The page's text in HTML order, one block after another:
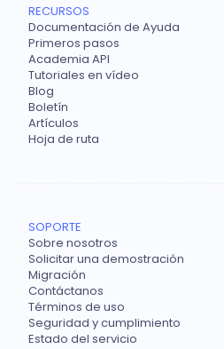
RECURSOS
Documentación de Ayuda
Primeros pasos
Academia API
Tutoriales en vídeo
Blog
Boletín
Artículos
Hoja de ruta
SOPORTE
Sobre nosotros
Solicitar una demostración
Migración
Contáctanos
Términos de uso
Seguridad y cumplimiento
Estado del servicio